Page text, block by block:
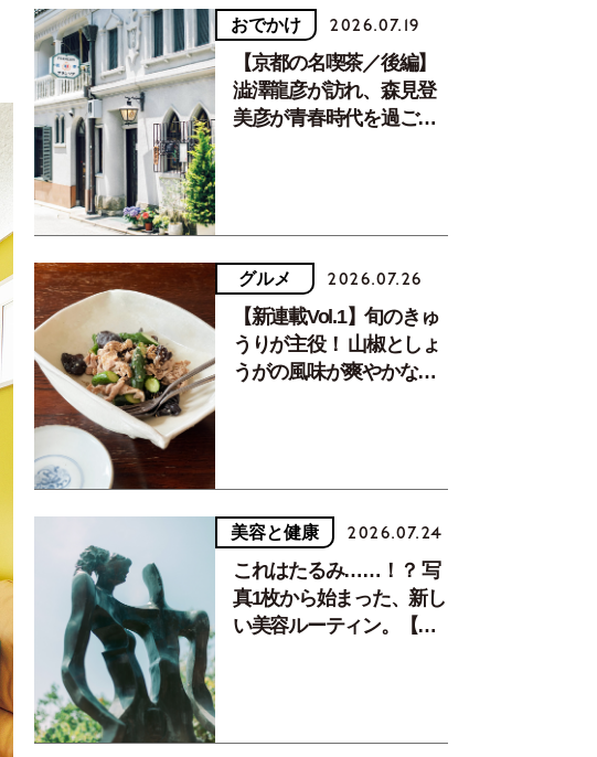
おでかけ 2026.07.19
【京都の名喫茶／後編】
澁澤龍彦が訪れ、森見登
美彦が青春時代を過ごし
グルメ 2026.07.26
【新連載Vol.1】旬のきゅ
うりが主役！ 山椒としょ
うがの風味が爽やかな、
美容と健康 2026.07.24
これはたるみ……！？ 写
真1枚から始まった、新し
い美容ルーティン。【中